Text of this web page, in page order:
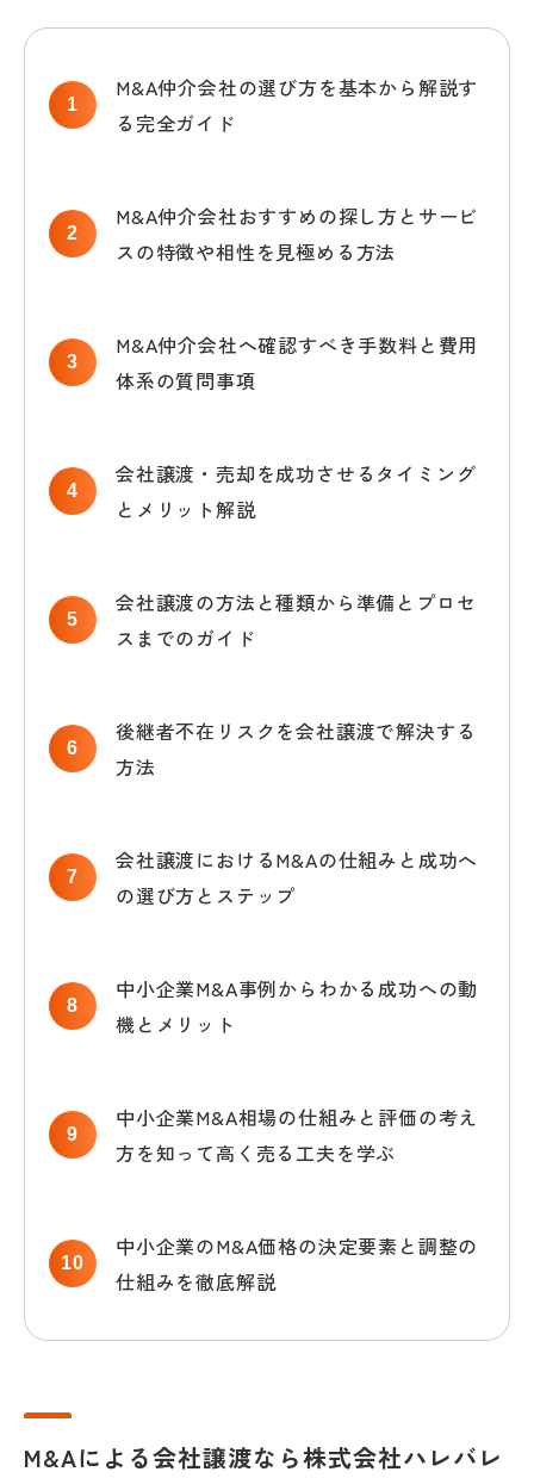
M&A仲介会社の選び方を基本から解説す
る完全ガイド
M&A仲介会社おすすめの探し方とサービ
スの特徴や相性を見極める方法
M&A仲介会社へ確認すべき手数料と費用
体系の質問事項
会社譲渡・売却を成功させるタイミング
とメリット解説
会社譲渡の方法と種類から準備とプロセ
スまでのガイド
後継者不在リスクを会社譲渡で解決する
方法
会社譲渡におけるM&Aの仕組みと成功へ
の選び方とステップ
中小企業M&A事例からわかる成功への動
機とメリット
中小企業M&A相場の仕組みと評価の考え
方を知って高く売る工夫を学ぶ
中小企業のM&A価格の決定要素と調整の
仕組みを徹底解説
M&Aによる会社譲渡なら株式会社ハレバレ